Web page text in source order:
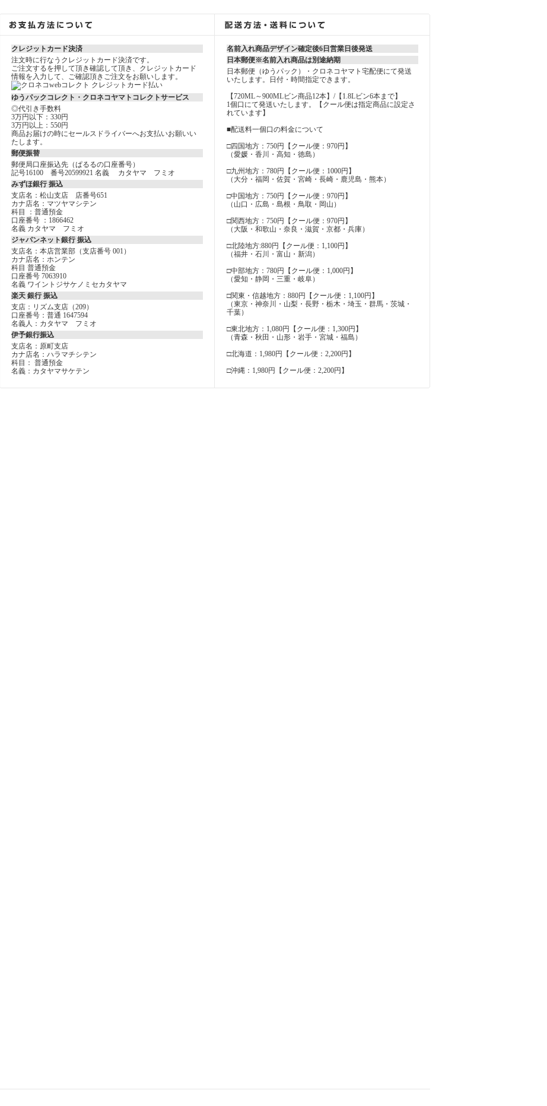
クレジットカード決済
注文時に行なうクレジットカード決済です。
ご注文するを押して頂き確認して頂き、クレジットカード
情報を入力して、ご確認頂きご注文をお願いします。
ゆうパックコレクト・クロネコヤマトコレクトサービス
◎代引き手数料
3万円以下：330円
3万円以上：550円
商品お届けの時にセールスドライバーへお支払いお願いい
たします。
郵便振替
郵便局口座振込先（ぱるるの口座番号）
記号16100 番号20599921 名義 カタヤマ フミオ
みずほ銀行 振込
支店名：松山支店 店番号651
カナ店名：マツヤマシテン
科目 ：普通預金
口座番号 ：1866462
名義 カタヤマ フミオ
ジャパンネット銀行 振込
支店名：本店営業部（支店番号 001）
カナ店名：ホンテン
科目 普通預金
口座番号 7063910
名義 ワイントジサケノミセカタヤマ
楽天 銀行 振込
支店：リズム支店（209）
口座番号：普通 1647594
名義人：カタヤマ フミオ
伊予銀行振込
支店名：原町支店
カナ店名：ハラマチシテン
科目： 普通預金
名義：カタヤマサケテン
名前入れ商品デザイン確定後6日営業日後発送
日本郵便※名前入れ商品は別途納期
日本郵便（ゆうパック）・クロネコヤマト宅配便にて発送
いたします。日付・時間指定できます。
【720ML～900MLビン商品12本】/【1.8Lビン6本まで】
1個口にて発送いたします。【クール便は指定商品に設定さ
れています】
■配送料一個口の料金について
□四国地方：750円【クール便：970円】
（愛媛・香川・高知・徳島）
□九州地方：780円【クール便：1000円】
（大分・福岡・佐賀・宮崎・長崎・鹿児島・熊本）
□中国地方：750円【クール便：970円】
（山口・広島・島根・鳥取・岡山）
□関西地方：750円【クール便：970円】
（大阪・和歌山・奈良・滋賀・京都・兵庫）
□北陸地方:880円【クール便：1,100円】
（福井・石川・富山・新潟）
□中部地方：780円【クール便：1,000円】
（愛知・静岡・三重・岐阜）
□関東・信越地方：880円【クール便：1,100円】
（東京・神奈川・山梨・長野・栃木・埼玉・群馬・茨城・
千葉）
□東北地方：1,080円【クール便：1,300円】
（青森・秋田・山形・岩手・宮城・福島）
□北海道：1,980円【クール便：2,200円】
□沖縄：1,980円【クール便：2,200円】